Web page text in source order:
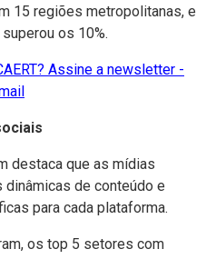
15 regiões metropolitanas, e
os 10%.
Assine a newsletter -
destaca que as mídias
de conteúdo e
para cada plataforma.
os top 5 setores com